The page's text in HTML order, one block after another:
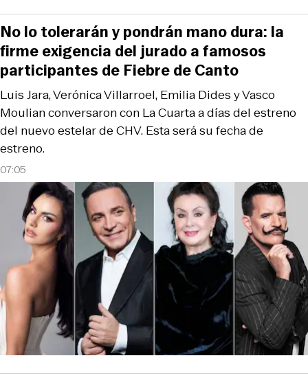
07:05
Luis Jara, Verónica Villarroel, Emilia Dides y Vasco
Moulian conversaron con La Cuarta a días del estreno
del nuevo estelar de CHV. Esta será su fecha de
estreno.
No lo tolerarán y pondrán mano dura: la
firme exigencia del jurado a famosos
participantes de Fiebre de Canto